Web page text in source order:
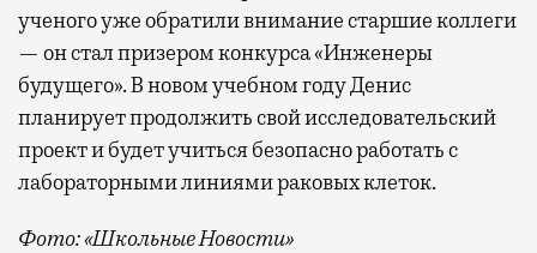
ученого уже обратили внимание старшие коллеги
— он стал призером конкурса «Инженеры
будущего». В новом учебном году Денис
планирует продолжить свой исследовательский
проект и будет учиться безопасно работать с
лабораторными линиями раковых клеток.
Фото: «Школьные Новости»